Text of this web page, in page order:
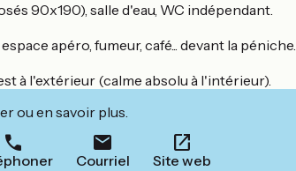
90x190), salle d'eau, WC indépendant.
apéro, fumeur, café... devant la péniche.
à l'extérieur (calme absolu à l'intérieur).
ou en savoir plus.
Courriel Site web